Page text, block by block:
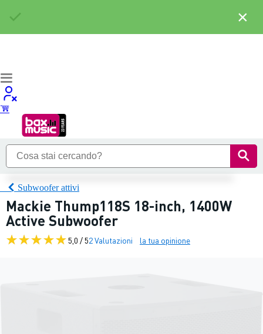
Subwoofer attivi
Mackie Thump118S 18-inch, 1400W
Active Subwoofer
5,0 / 52 Valutazioni la tua opinione
×